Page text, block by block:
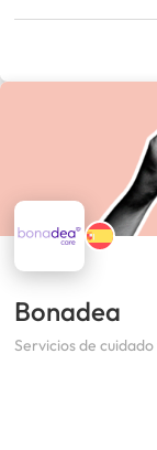
Bonadea
Servicios de